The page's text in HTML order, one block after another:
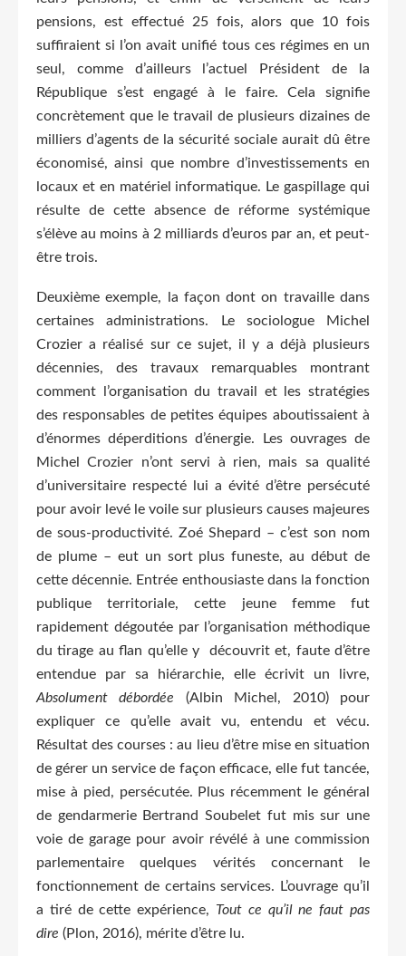
pensions, est effectué 25 fois, alors que 10 fois
suffiraient si l’on avait unifié tous ces régimes en un
seul, comme d’ailleurs l’actuel Président de la
République s’est engagé à le faire. Cela signifie
concrètement que le travail de plusieurs dizaines de
milliers d’agents de la sécurité sociale aurait dû être
économisé, ainsi que nombre d’investissements en
locaux et en matériel informatique. Le gaspillage qui
résulte de cette absence de réforme systémique
s’élève au moins à 2 milliards d’euros par an, et peut-
être trois.
Deuxième exemple, la façon dont on travaille dans
certaines administrations. Le sociologue Michel
Crozier a réalisé sur ce sujet, il y a déjà plusieurs
décennies, des travaux remarquables montrant
comment l’organisation du travail et les stratégies
des responsables de petites équipes aboutissaient à
d’énormes déperditions d’énergie. Les ouvrages de
Michel Crozier n’ont servi à rien, mais sa qualité
d’universitaire respecté lui a évité d’être persécuté
pour avoir levé le voile sur plusieurs causes majeures
de sous-productivité. Zoé Shepard – c’est son nom
de plume – eut un sort plus funeste, au début de
cette décennie. Entrée enthousiaste dans la fonction
publique territoriale, cette jeune femme fut
rapidement dégoutée par l’organisation méthodique
du tirage au flan qu’elle y découvrit et, faute d’être
entendue par sa hiérarchie, elle écrivit un livre,
Absolument débordée (Albin Michel, 2010) pour
expliquer ce qu’elle avait vu, entendu et vécu.
Résultat des courses : au lieu d’être mise en situation
de gérer un service de façon efficace, elle fut tancée,
mise à pied, persécutée. Plus récemment le général
de gendarmerie Bertrand Soubelet fut mis sur une
voie de garage pour avoir révélé à une commission
parlementaire quelques vérités concernant le
fonctionnement de certains services. L’ouvrage qu’il
a tiré de cette expérience, Tout ce qu’il ne faut pas
dire (Plon, 2016), mérite d’être lu.